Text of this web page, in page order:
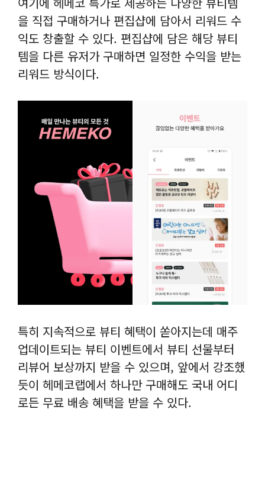
을 직접 구매하거나 편집샵에 담아서 리워드 수
익도 창출할 수 있다. 편집샵에 담은 해당 뷰티
템을 다른 유저가 구매하면 일정한 수익을 받는
리워드 방식이다.
특히 지속적으로 뷰티 혜택이 쏟아지는데 매주
업데이트되는 뷰티 이벤트에서 뷰티 선물부터
리뷰어 보상까지 받을 수 있으며, 앞에서 강조했
듯이 헤메코랩에서 하나만 구매해도 국내 어디
로든 무료 배송 혜택을 받을 수 있다.